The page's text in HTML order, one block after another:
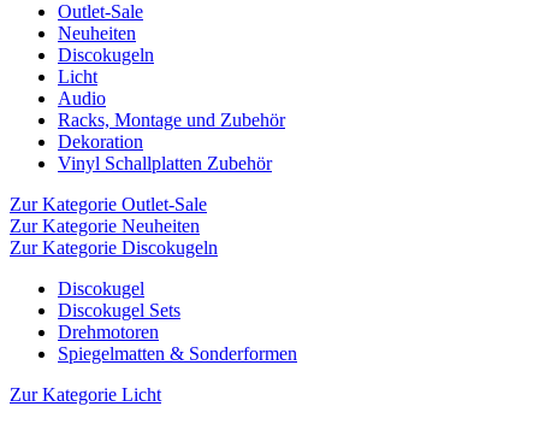
Outlet-Sale
Neuheiten
Discokugeln
Licht
Audio
Racks, Montage und Zubehör
Dekoration
Vinyl Schallplatten Zubehör
Zur Kategorie Outlet-Sale
Zur Kategorie Neuheiten
Zur Kategorie Discokugeln
Discokugel
Discokugel Sets
Drehmotoren
Spiegelmatten & Sonderformen
Zur Kategorie Licht